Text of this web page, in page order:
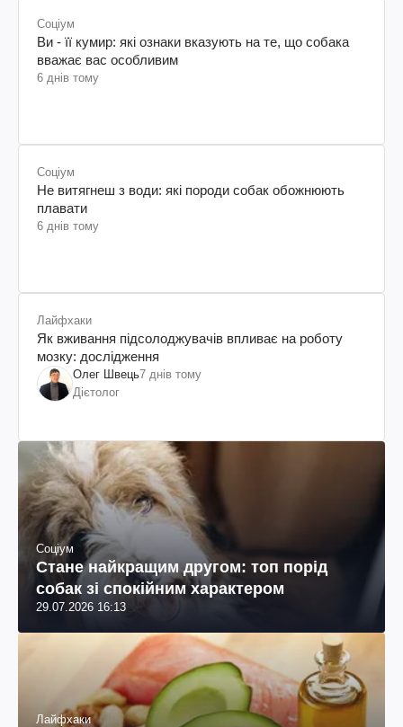
Соціум
Ви - її кумир: які ознаки вказують на те, що собака
вважає вас особливим
6 днів тому
Соціум
Не витягнеш з води: які породи собак обожнюють
плавати
6 днів тому
Лайфхаки
Як вживання підсолоджувачів впливає на роботу
мозку: дослідження
Олег Швець7 днів тому
Дієтолог
Соціум
Стане найкращим другом: топ порід
собак зі спокійним характером
29.07.2026 16:13
Лайфхаки